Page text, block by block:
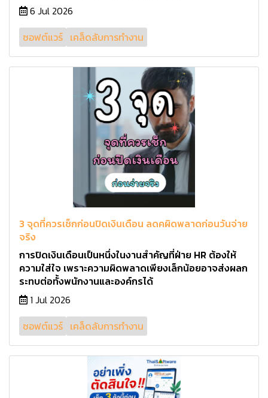
6 Jul 2026
ซอฟต์แวร์ เคล็ดลับการทำงาน
3 จุดที่ควรเช็กก่อนปิดเงินเดือน ลดคผิดพลาดก่อนวันจ่าย
จริง
การปิดเงินเดือนเป็นหนึ่งในงานสำคัญที่ฝ่าย HR ต้องให้
ความใส่ใจ เพราะความผิดพลาดเพียงเล็กน้อยอาจส่งผลก
ระทบต่อทั้งพนักงานและองค์กรได้
1 Jul 2026
ซอฟต์แวร์ เคล็ดลับการทำงาน